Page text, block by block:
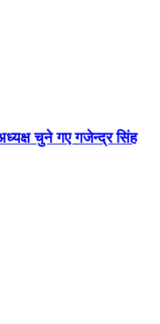
चुने गए गजेन्द्र सिंह